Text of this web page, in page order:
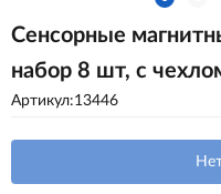
Сенсорные
набор 8 шт, с
Артикул:13446